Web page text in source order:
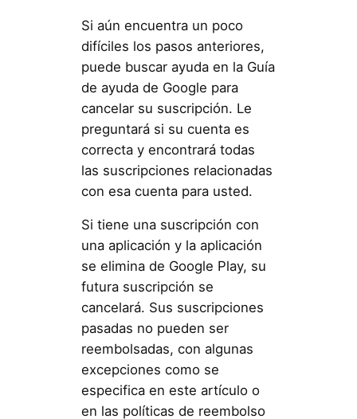
Si aún encuentra un poco
difíciles los pasos anteriores,
puede buscar ayuda en la Guía
de ayuda de Google para
cancelar su suscripción. Le
preguntará si su cuenta es
correcta y encontrará todas
las suscripciones relacionadas
con esa cuenta para usted.
Si tiene una suscripción con
una aplicación y la aplicación
se elimina de Google Play, su
futura suscripción se
cancelará. Sus suscripciones
pasadas no pueden ser
reembolsadas, con algunas
excepciones como se
especifica en este artículo o
en las políticas de reembolso